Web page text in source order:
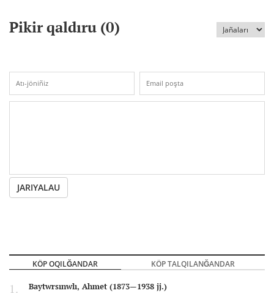
Pikir qaldıru (0)
JARIYALAU
KÖP OQILĞANDAR KÖP TALQILANĞANDAR
Baytwrsınwlı, Ahmet (1873—1938 jj.)